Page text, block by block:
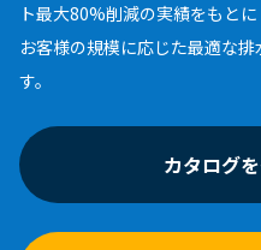
ト最大80%削減の実績をもとに
お客様の規模に応じた最適な
す。
カタログ